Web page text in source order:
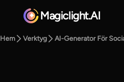
Magiclight.AI
Hem Verktyg AI-Generator För